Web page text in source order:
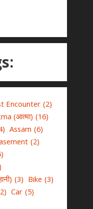
Encounter (2)
(आत्मा) (16)
Assam (6)
(2)
(3) Bike (3)
Car (5)